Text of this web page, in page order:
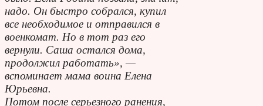
надо. Он быстро собрался, купил
все необходимое и отправился в
военкомат. Но в тот раз его
вернули. Саша остался дома,
продолжил работать», —
вспоминает мама воина Елена
Юрьевна.
Потом после серьезного ранения,